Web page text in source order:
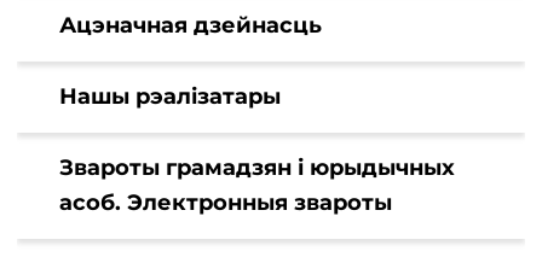
Ацэначная дзейнасць
Нашы рэалізатары
Звароты грамадзян і юрыдычных
асоб. Электронныя звароты